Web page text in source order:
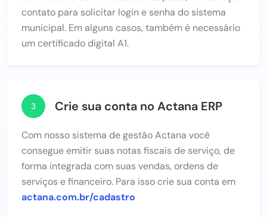
contato para solicitar login e senha do sistema
municipal. Em alguns casos, também é necessário
um certificado digital A1.
3 Crie sua conta no Actana ERP
Com nosso sistema de gestão Actana você
consegue emitir suas notas fiscais de serviço, de
forma integrada com suas vendas, ordens de
serviços e financeiro. Para isso crie sua conta em
actana.com.br/cadastro